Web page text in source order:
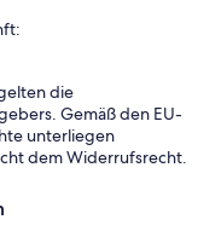
die
Gemäß den EU-
unterliegen
dem Widerrufsrecht.